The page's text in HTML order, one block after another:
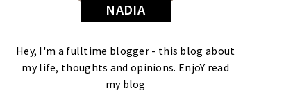
NADIA
Hey, I'm a fulltime blogger - this blog about
my life, thoughts and opinions. EnjoY read
my blog